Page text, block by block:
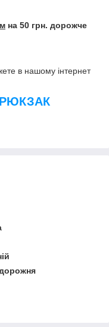
на 50 грн. дорожче
в нашому інтернет